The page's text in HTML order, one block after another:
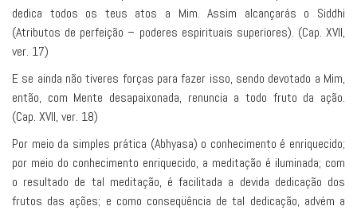
dedica todos os teus atos a Mim. Assim alcançarás o Siddhi
(Atributos de perfeição – poderes espirituais superiores). (Cap. XVII,
ver. 17)
E se ainda não tiveres forças para fazer isso, sendo devotado a Mim,
então, com Mente desapaixonada, renuncia a todo fruto da ação.
(Cap. XVII, ver. 18)
Por meio da simples prática (Abhyasa) o conhecimento é enriquecido;
por meio do conhecimento enriquecido, a meditação é iluminada; com
o resultado de tal meditação, é facilitada a devida dedicação dos
frutos das ações; e como conseqüência de tal dedicação, advém a